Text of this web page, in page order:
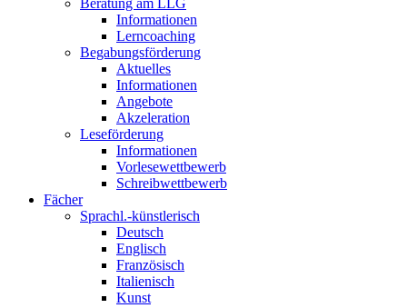
Beratung am LLG
Informationen
Lerncoaching
Begabungsförderung
Aktuelles
Informationen
Angebote
Akzeleration
Leseförderung
Informationen
Vorlesewettbewerb
Schreibwettbewerb
Fächer
Sprachl.-künstlerisch
Deutsch
Englisch
Französisch
Italienisch
Kunst